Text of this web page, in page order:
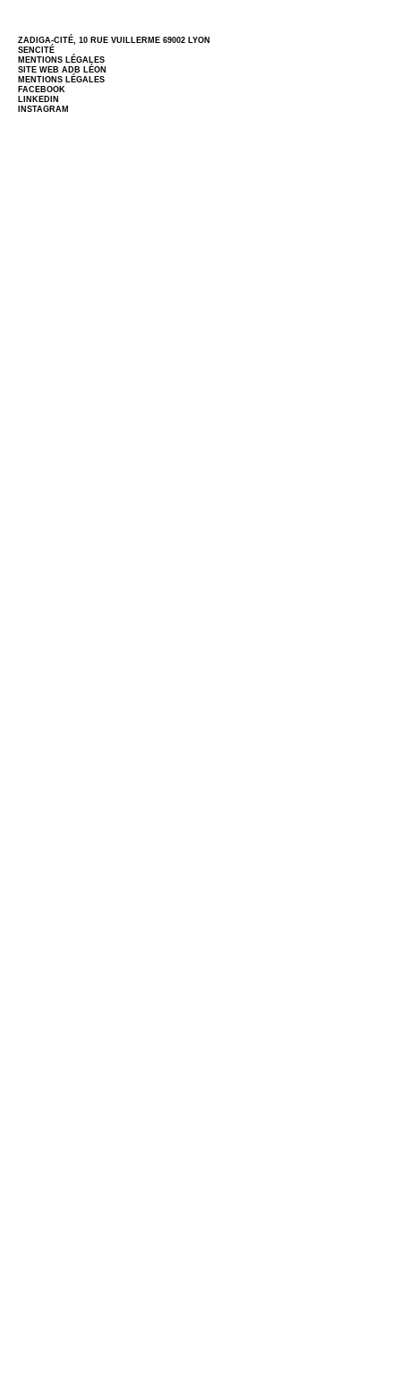
ZADIGA-CITÉ, 10 RUE VUILLERME 69002 LYON
SENCITÉ
MENTIONS LÉGALES
SITE WEBADB LÉON
MENTIONS LÉGALES
FACEBOOK
LINKEDIN
INSTAGRAM